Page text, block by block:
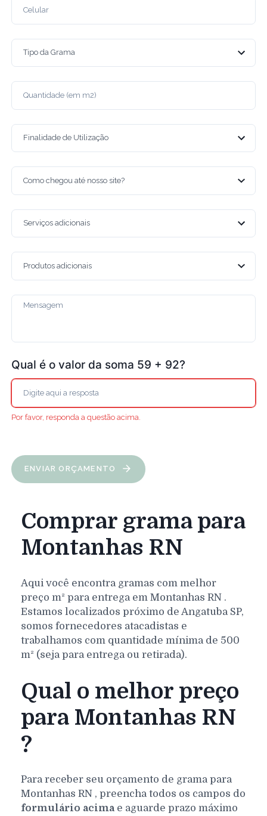
Qual é o valor da soma 59 + 92?
Por favor, responda a questão acima.
ENVIAR ORÇAMENTO
Comprar grama para
Montanhas RN
Aqui você encontra gramas com melhor
preço m² para entrega em Montanhas RN .
Estamos localizados próximo de Angatuba SP,
somos fornecedores atacadistas e
trabalhamos com quantidade mínima de 500
m² (seja para entrega ou retirada).
Qual o melhor preço
para Montanhas RN
?
Para receber seu orçamento de grama para
Montanhas RN , preencha todos os campos do
formulário acima e aguarde prazo máximo